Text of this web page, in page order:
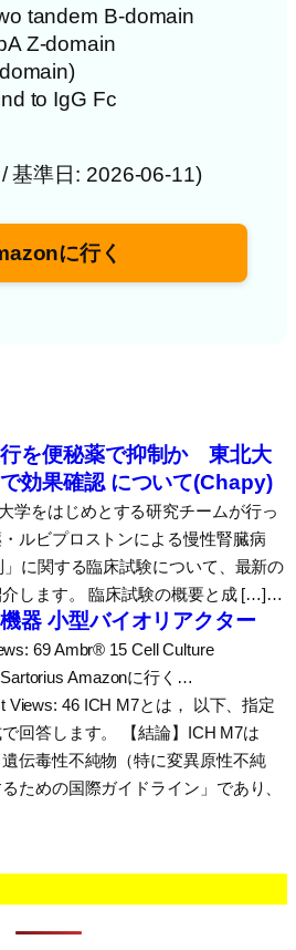
tandem B-domain
Z-domain
to IgG Fc
基準日: 2026-06-11)
に行く
を便秘薬で抑制か 東北大
効果確認 について(Chapy)
学をはじめとする研究チームが行っ
ルビプロストンによる慢性腎臓病
」に関する臨床試験について、最新の
介します。 臨床試験の概要と成 […]…
器 小型バイオリアクター
69 Ambr® 15 Cell Culture
Amazonに行く…
Views: 46 ICH M7とは， 以下、指定
回答します。 【結論】ICH M7は
遺伝毒性不純物（特に変異原性不純
ための国際ガイドライン」であり、